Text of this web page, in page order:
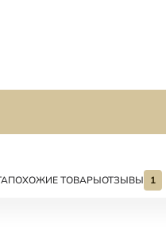
ПОХОЖИЕ ТОВАРЫОТЗЫВЫ 1